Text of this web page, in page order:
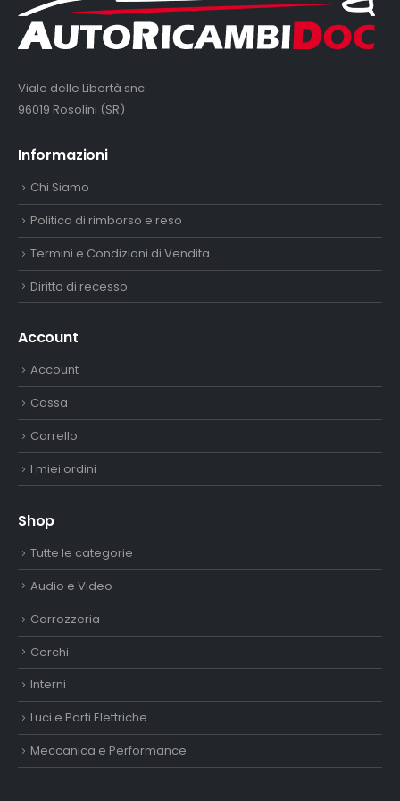
Viale delle Libertà snc
96019 Rosolini (SR)
Informazioni
Chi Siamo
Politica di rimborso e reso
Termini e Condizioni di Vendita
Diritto di recesso
Account
Account
Cassa
Carrello
I miei ordini
Shop
Tutte le categorie
Audio e Video
Carrozzeria
Cerchi
Interni
Luci e Parti Elettriche
Meccanica e Performance